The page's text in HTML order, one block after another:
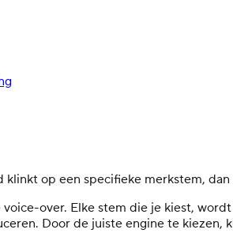
op een specifieke merkstem,
over. Elke stem die je kiest,
Door de juiste engine te